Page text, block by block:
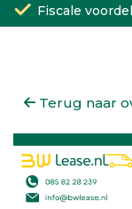
Fiscale
Terug naar